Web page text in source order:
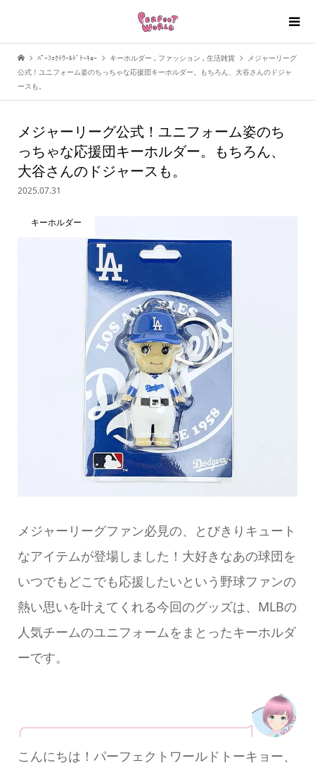
ﾊﾟｰﾌｪｸﾄﾜｰﾙﾄﾞﾄｰｷｮｰ キーホルダー , ファッション , 生活雑貨
メジャーリーグ
公式！ユニフォーム姿のちっちゃな応援団キーホルダー。もちろん、大谷さんのドジャ
ースも。
メジャーリーグ公式！ユニフォーム姿のち
っちゃな応援団キーホルダー。もちろん、
大谷さんのドジャースも。
2025.07.31
キーホルダー
メジャーリーグファン必見の、とびきりキュート
なアイテムが登場しました！大好きなあの球団を
いつでもどこでも応援したいという野球ファンの
熱い思いを叶えてくれる今回のグッズは、MLBの
人気チームのユニフォームをまとったキーホルダ
ーです。
こんにちは！パーフェクトワールドトーキョー、